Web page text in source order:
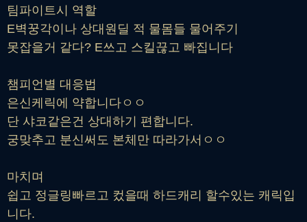
팀파이트시 역할
E벽꿍각이나 상대원딜 적 물몸들 물어주기
못잡을거 같다? E쓰고 스킬끊고 빠집니다
챔피언별 대응법
은신케릭에 약합니다ㅇㅇ
단 샤코같은건 상대하기 편합니다.
궁맞추고 분신써도 본체만 따라가서ㅇㅇ
마치며
쉽고 정글링빠르고 컸을때 하드캐리 할수있는 캐릭입
니다.